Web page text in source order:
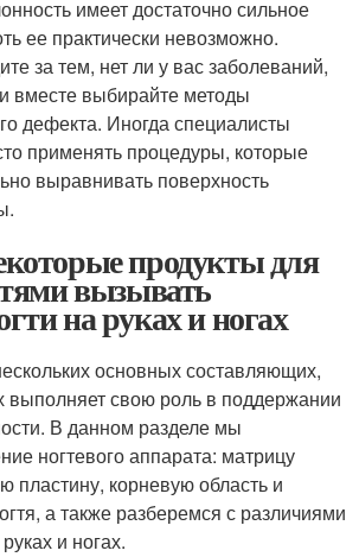
имеет достаточно сильное
ее практически невозможно.
за тем, нет ли у вас заболеваний,
вместе выбирайте методы
дефекта. Иногда специалисты
применять процедуры, которые
выравнивать поверхность
продукты для
вызывать
на руках и ногах
основных составляющих,
выполняет свою роль в поддержании
В данном разделе мы
ногтевого аппарата: матрицу
пластину, корневую область и
а также разберемся с различиями
и ногах.